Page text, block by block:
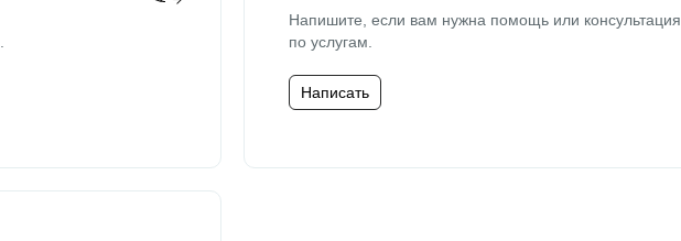
Напишите, если вам нужна помощь или консультация
по услугам.
Написать